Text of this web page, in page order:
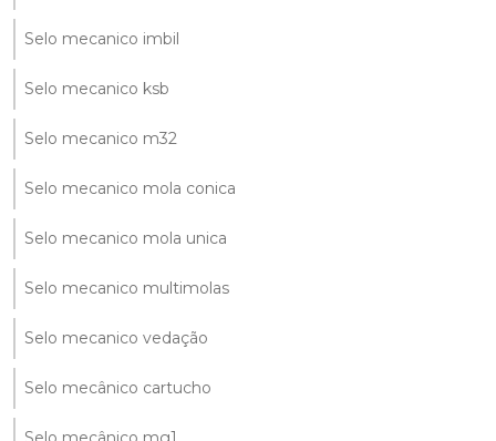
Selo mecanico imbil
Selo mecanico ksb
Selo mecanico m32
Selo mecanico mola conica
Selo mecanico mola unica
Selo mecanico multimolas
Selo mecanico vedação
Selo mecânico cartucho